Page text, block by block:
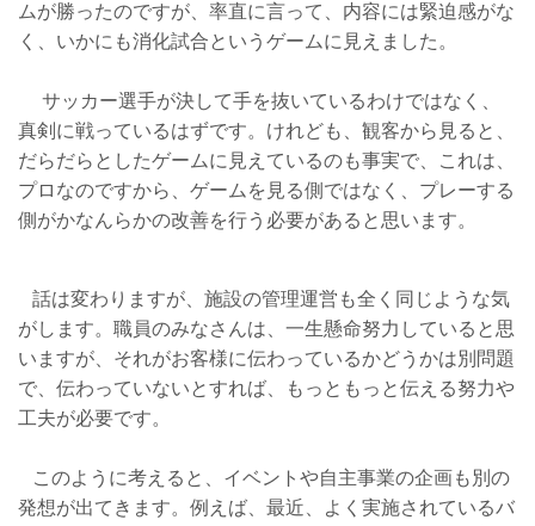
ムが勝ったのですが、率直に言って、内容には緊迫感がな
く、いかにも消化試合というゲームに見えました。
サッカー選手が決して手を抜いているわけではなく、
真剣に戦っているはずです。けれども、観客から見ると、
だらだらとしたゲームに見えているのも事実で、これは、
プロなのですから、ゲームを見る側ではなく、プレーする
側がかなんらかの改善を行う必要があると思います。
話は変わりますが、施設の管理運営も全く同じような気
がします。職員のみなさんは、一生懸命努力していると思
いますが、それがお客様に伝わっているかどうかは別問題
で、伝わっていないとすれば、もっともっと伝える努力や
工夫が必要です。
このように考えると、イベントや自主事業の企画も別の
発想が出てきます。例えば、最近、よく実施されているバ